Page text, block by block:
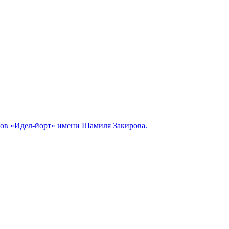
«Идел-йорт» имени Шамиля Закирова.